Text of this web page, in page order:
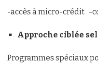
-accès à micro-crédit -
Approche ciblée
Programmes spéciaux